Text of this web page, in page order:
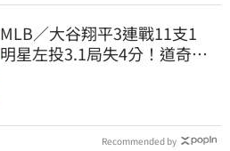
MLB／大谷翔平3連戰11支1
明星左投3.1局失4分！道奇輸
Recommended by